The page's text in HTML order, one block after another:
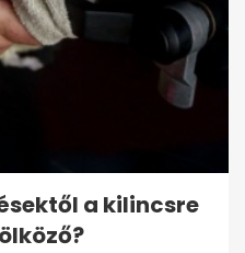
a kilincsre